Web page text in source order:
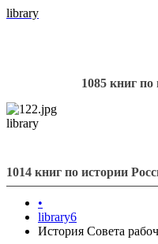
library
1085 книг
library
1014 книг по истории
•
library6
История Совета